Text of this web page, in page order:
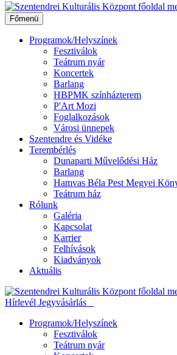
Ugrás
a
tartalomhoz
Főmenü
Programok/Helyszínek
Fesztiválok
Teátrum nyár
Koncertek
Barlang
HBPMK színházterem
P'Art Mozi
Foglalkozások
Városi ünnepek
Szentendre és Vidéke
Terembérlés
Dunaparti Művelődési Ház
Barlang
Hamvas Béla Pest Megyei
Teátrum ház
Rólunk
Galéria
Kapcsolat
Karrier
Felhívások
Kiadványok
Aktuális
Hírlevél Jegyvásárlás
Programok/Helyszínek
Fesztiválok
Teátrum nyár